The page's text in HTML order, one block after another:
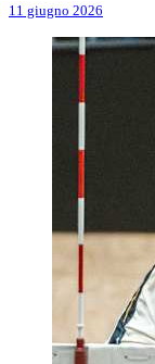
11 giugno 2026